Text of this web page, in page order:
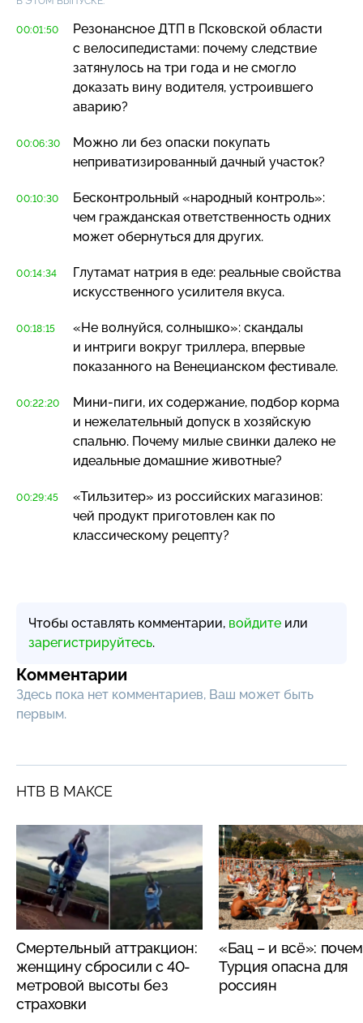
00:01:50
Резонансное ДТП в Псковской области
с велосипедистами: почему следствие
затянулось на три года и не смогло
доказать вину водителя, устроившего
аварию?
00:06:30
Можно ли без опаски покупать
неприватизированный дачный участок?
00:10:30
Бесконтрольный «народный контроль»:
чем гражданская ответственность одних
может обернуться для других.
00:14:34
Глутамат натрия в еде: реальные свойства
искусственного усилителя вкуса.
00:18:15
«Не волнуйся, солнышко»: скандалы
и интриги вокруг триллера, впервые
показанного на Венецианском фестивале.
00:22:20 Мини-пиги, их содержание, подбор корма
и нежелательный допуск в хозяйскую
спальню. Почему милые свинки далеко не
идеальные домашние животные?
00:29:45
«Тильзитер» из российских магазинов:
чей продукт приготовлен как по
классическому рецепту?
Чтобы оставлять комментарии, войдите или
зарегистрируйтесь.
Комментарии
Здесь пока нет комментариев, Ваш может быть
первым.
НТВ В МАКСЕ
Смертельный аттракцион:
женщину сбросили с 40-
метровой высоты без
страховки
«Бац – и всё»:
Турция опасна для
россиян